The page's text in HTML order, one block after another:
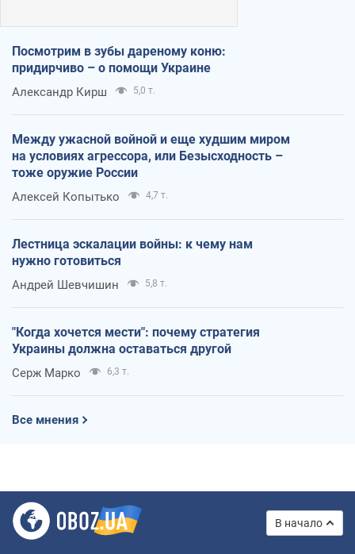
Посмотрим в зубы дареному коню:
придирчиво – о помощи Украине
Александр Кирш 5,0 т.
Между ужасной войной и еще худшим миром
на условиях агрессора, или Безысходность –
тоже оружие России
Алексей Копытько 4,7 т.
Лестница эскалации войны: к чему нам
нужно готовиться
Андрей Шевчишин 5,8 т.
"Когда хочется мести": почему стратегия
Украины должна оставаться другой
Серж Марко 6,3 т.
Все мнения
В начало